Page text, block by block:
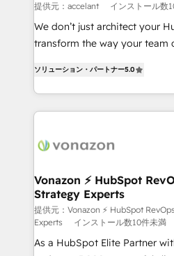
across offices and consulting
Canada, Germany, France,
South Africa. Certified compliant with ISO/IEC
international offices and 175+
提供元：accelant インストール数
We don’t just architect your
transform the way your team
creating tailored, end-to-end
accelerate growth, improve
and ensure faster time to value
day one, our team takes the
strategies that deliver impactful
is to empower you to unlock
—faster. Through expert
responsiveness, and ongoing
your team to adopt new
ソリューション・パートナー5.0
Vonazon ⚡ HubSpot
Strategy Experts
提供元：Vonazon ⚡ HubSpot
Experts
インストール数10件未満
As a HubSpot Elite Partner